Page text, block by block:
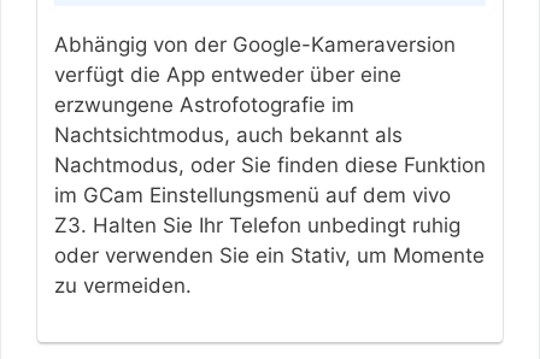
Abhängig von der Google-Kameraversion
verfügt die App entweder über eine
erzwungene Astrofotografie im
Nachtsichtmodus, auch bekannt als
Nachtmodus, oder Sie finden diese Funktion
im GCam Einstellungsmenü auf dem vivo
Z3. Halten Sie Ihr Telefon unbedingt ruhig
oder verwenden Sie ein Stativ, um Momente
zu vermeiden.